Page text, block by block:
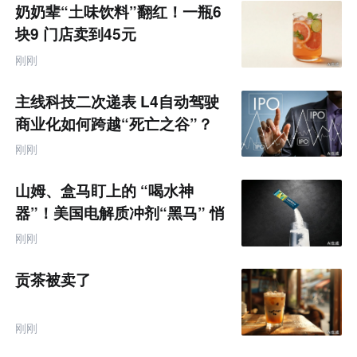
奶奶辈“土味饮料”翻红！一瓶6
块9 门店卖到45元
刚刚
主线科技二次递表 L4自动驾驶
商业化如何跨越“死亡之谷”？
刚刚
山姆、盒马盯上的 “喝水神
器”！美国电解质冲剂“黑马” 悄
悄卖了68亿
刚刚
贡茶被卖了
刚刚